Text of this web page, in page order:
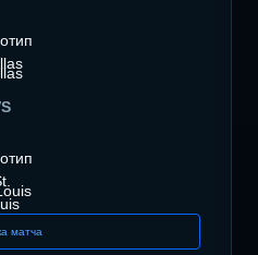
матча